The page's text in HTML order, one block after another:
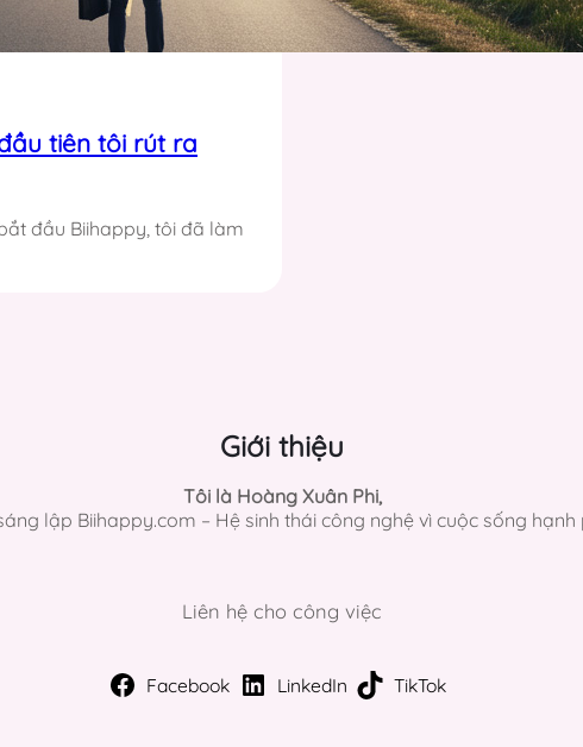
tiên tôi rút ra
đầu Biihappy, tôi đã làm
Giới thiệu
Tôi là Hoàng Xuân Phi,
lập Biihappy.com – Hệ sinh thái công nghệ vì cuộc sống hạnh
Liên hệ cho công việc
Facebook LinkedIn TikTok